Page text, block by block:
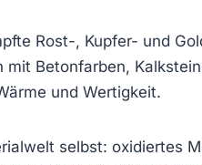
Rost-, Kupfer- und
Betonfarben,
und Wertigkeit.
selbst: oxidiertes